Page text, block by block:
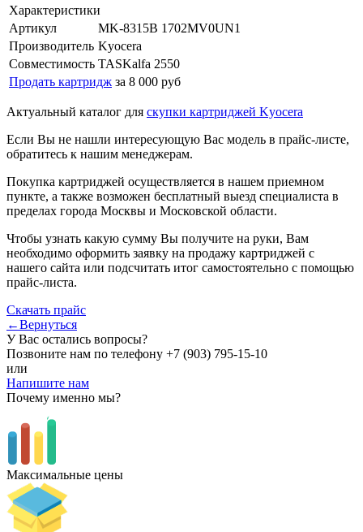
Характеристики
Артикул
MK-8315B 1702MV0UN1
Производитель Kyocera
Совместимость TASKalfa 2550
Продать картридж за 8 000 руб
Актуальный каталог для скупки картриджей Kyocera
Если Вы не нашли интересующую Вас модель в прайс-листе,
обратитесь к нашим менеджерам.
Покупка картриджей осуществляется в нашем приемном
пункте, а также возможен бесплатный выезд специалиста в
пределах города Москвы и Московской области.
Чтобы узнать какую сумму Вы получите на руки, Вам
необходимо оформить заявку на продажу картриджей с
нашего сайта или подсчитать итог самостоятельно с помощью
прайс-листа.
Скачать прайс
←Вернуться
У Вас остались вопросы?
Позвоните нам по телефону +7 (903) 795-15-10
или
Напишите нам
Почему именно мы?
Максимальные цены